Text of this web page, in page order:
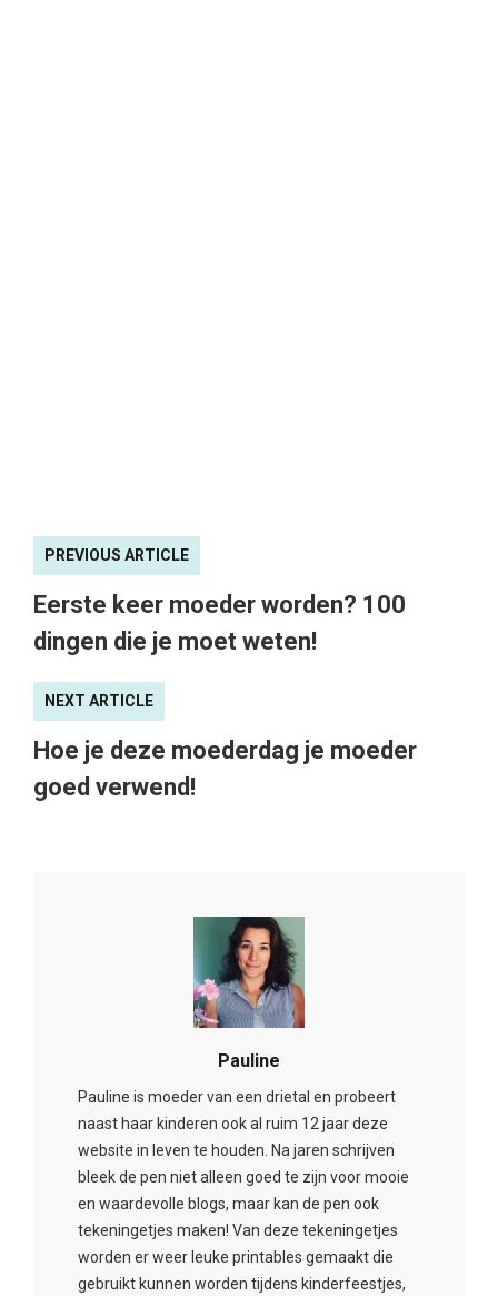
PREVIOUS ARTICLE
Eerste keer moeder worden? 100
dingen die je moet weten!
NEXT ARTICLE
Hoe je deze moederdag je moeder
goed verwend!
Pauline
Pauline is moeder van een drietal en probeert
naast haar kinderen ook al ruim 12 jaar deze
website in leven te houden. Na jaren schrijven
bleek de pen niet alleen goed te zijn voor mooie
en waardevolle blogs, maar kan de pen ook
tekeningetjes maken! Van deze tekeningetjes
worden er weer leuke printables gemaakt die
gebruikt kunnen worden tijdens kinderfeestjes,